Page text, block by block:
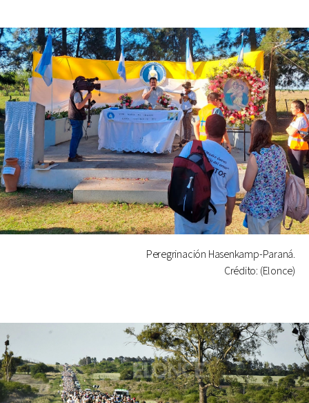
Peregrinación Hasenkamp-Paraná.
Crédito: (Elonce)